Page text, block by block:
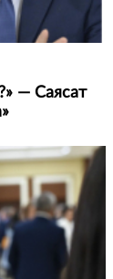
— Саясат